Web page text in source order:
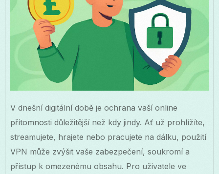
V dnešní digitální době je ochrana vaší online
přítomnosti důležitější než kdy jindy. Ať už prohlížíte,
streamujete, hrajete nebo pracujete na dálku, použití
VPN může zvýšit vaše zabezpečení, soukromí a
přístup k omezenému obsahu. Pro uživatele ve